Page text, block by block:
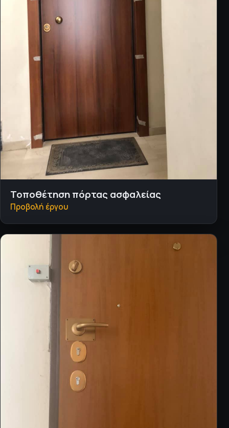
Τοποθέτηση πόρτας ασφαλείας
Προβολή έργου